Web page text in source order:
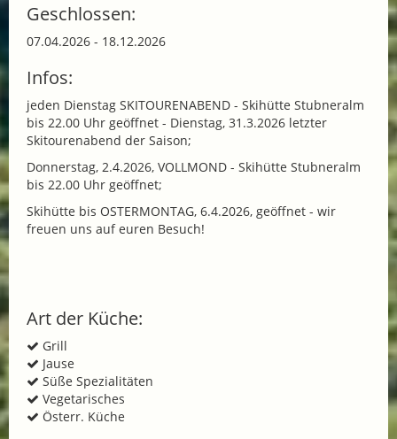
Geschlossen:
07.04.2026 - 18.12.2026
Infos:
jeden Dienstag SKITOURENABEND - Skihütte Stubneralm
bis 22.00 Uhr geöffnet - Dienstag, 31.3.2026 letzter
Skitourenabend der Saison;
Donnerstag, 2.4.2026, VOLLMOND - Skihütte Stubneralm
bis 22.00 Uhr geöffnet;
Skihütte bis OSTERMONTAG, 6.4.2026, geöffnet - wir
freuen uns auf euren Besuch!
Art der Küche:
Grill
Jause
Süße Spezialitäten
Vegetarisches
Österr. Küche